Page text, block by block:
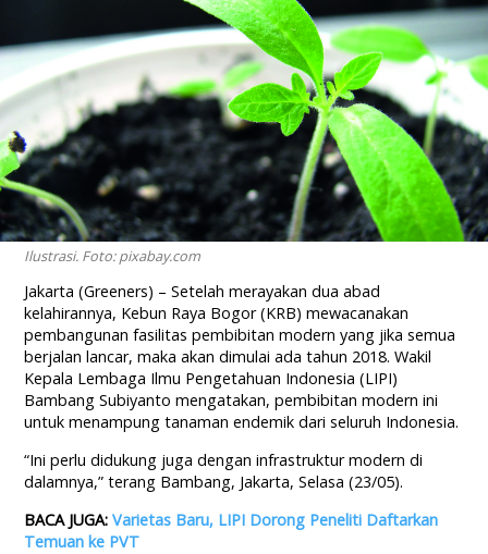
Ilustrasi. Foto: pixabay.com
Jakarta (Greeners) – Setelah merayakan dua abad
kelahirannya, Kebun Raya Bogor (KRB) mewacanakan
pembangunan fasilitas pembibitan modern yang jika semua
berjalan lancar, maka akan dimulai ada tahun 2018. Wakil
Kepala Lembaga Ilmu Pengetahuan Indonesia (LIPI)
Bambang Subiyanto mengatakan, pembibitan modern ini
untuk menampung tanaman endemik dari seluruh Indonesia.
“Ini perlu didukung juga dengan infrastruktur modern di
dalamnya,” terang Bambang, Jakarta, Selasa (23/05).
BACA JUGA:Varietas Baru, LIPI Dorong Peneliti Daftarkan
Temuan ke PVT